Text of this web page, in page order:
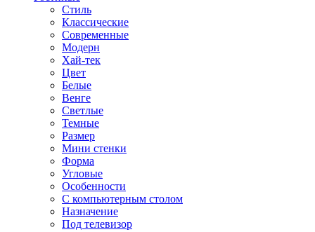
Стиль
Классические
Современные
Модерн
Хай-тек
Цвет
Белые
Венге
Светлые
Темные
Размер
Мини стенки
Форма
Угловые
Особенности
С компьютерным столом
Назначение
Под телевизор